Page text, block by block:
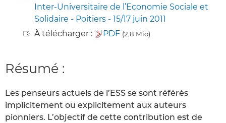
Inter-Universitaire de l’Economie Sociale et
Solidaire - Poitiers - 15/17 juin 2011
À télécharger :
PDF (2,8 Mio)
Résumé :
Les penseurs actuels de l’ESS se sont référés
implicitement ou explicitement aux auteurs
pionniers. L’objectif de cette contribution est de